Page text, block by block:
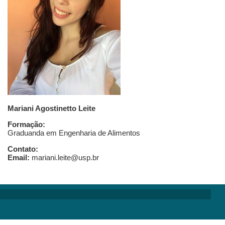
Mariani Agostinetto Leite
Formação:
Graduanda em Engenharia de Alimentos
Contato:
Email: mariani.leite@usp.br